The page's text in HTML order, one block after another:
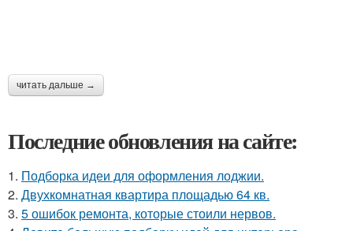
читать дальше →
Последние обновления на сайте:
1. Подборка идеи для оформления лоджии.
2. Двухкомнатная квартира площадью 64 кв.
3. 5 ошибок ремонта, которые стоили нервов.